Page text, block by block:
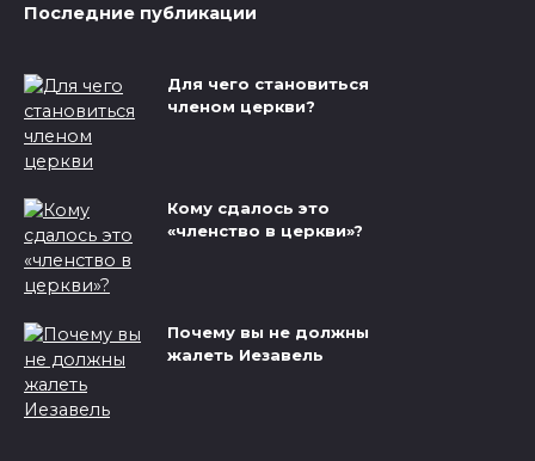
Последние публикации
Для чего становиться
членом церкви?
Кому сдалось это
«членство в церкви»?
Почему вы не должны
жалеть Иезавель